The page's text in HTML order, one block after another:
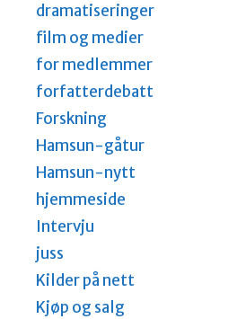
dramatiseringer
film og medier
for medlemmer
forfatterdebatt
Forskning
Hamsun-gåtur
Hamsun-nytt
hjemmeside
Intervju
juss
Kilder på nett
Kjøp og salg